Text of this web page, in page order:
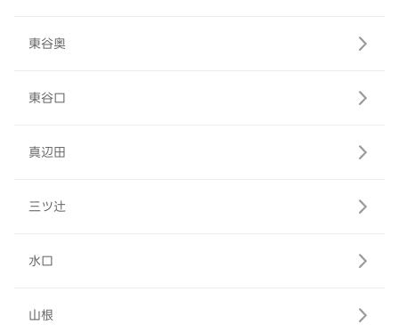
東谷奥
東谷口
真辺田
三ツ辻
水口
山根